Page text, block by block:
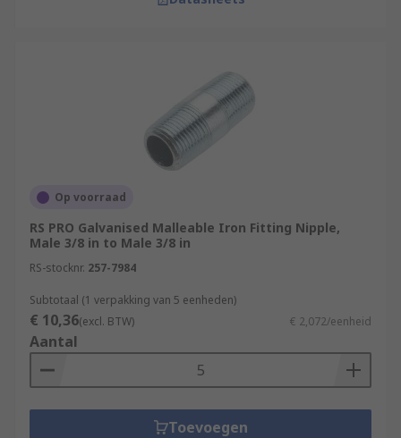
Op voorraad
RS PRO Galvanised Malleable Iron Fitting Nipple,
Male 3/8 in to Male 3/8 in
RS-stocknr. 257-7984
Subtotaal (1 verpakking van 5 eenheden)
€ 10,36(excl. BTW) € 2,072/eenheid
Aantal
Toevoegen